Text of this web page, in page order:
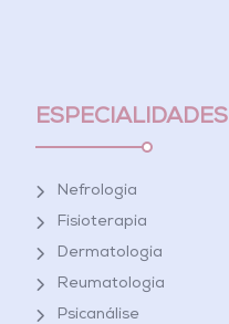
ESPECIALIDADES
Nefrologia
Fisioterapia
Dermatologia
Reumatologia
Psicanálise